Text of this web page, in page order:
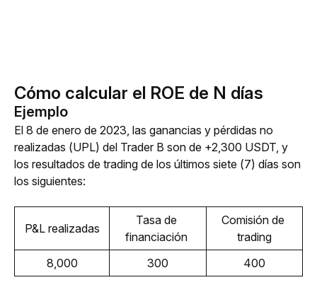
Cómo calcular el ROE de N días
Ejemplo
El 8 de enero de 2023, las ganancias y pérdidas no
realizadas (UPL) del Trader B son de +2,300 USDT, y
los resultados de trading de los últimos siete (7) días son
los siguientes:
P&L realizadas
Tasa de
financiación
Comisión de
trading
8,000
300 400